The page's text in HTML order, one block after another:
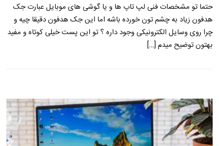
حتما تو مشخصات فنی لپ تاپ ها و یا گوشی های موبایل عبارت جک
هدفون زیاد به چشم تون خورده باشه اما این جک هدفون دقیقا چیه و
چرا روی وسایل الکترونیکی وجود داره ؟ تو این پست خیلی کوتاه و مفید
بهتون توضیح میدم […]